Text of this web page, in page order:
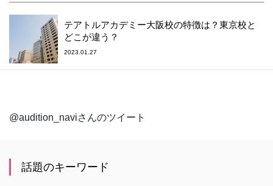
テアトルアカデミー大阪校の特徴は？東京校と
どこが違う？
2023.01.27
@audition_naviさんのツイート
話題のキーワード